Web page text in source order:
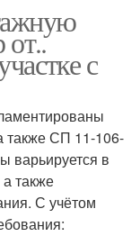
от..
с
СП 11-106-
варьируется в
а также
С учётом